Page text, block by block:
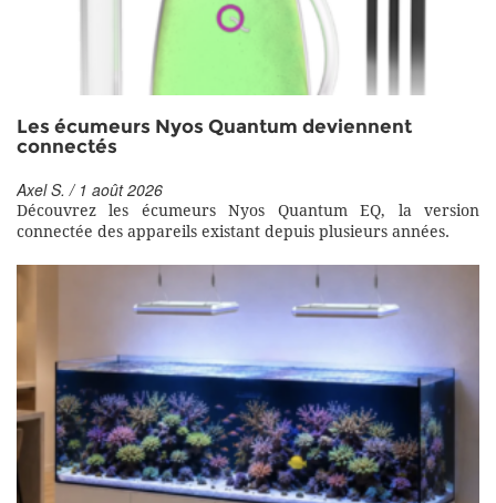
Les écumeurs Nyos Quantum deviennent
connectés
Axel S. / 1 août 2026
Découvrez les écumeurs Nyos Quantum EQ, la version
connectée des appareils existant depuis plusieurs années.